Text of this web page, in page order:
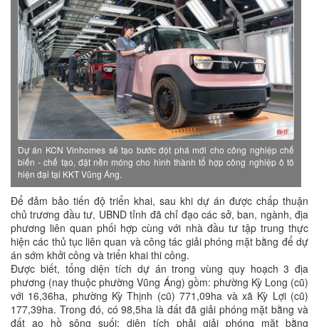
Dự án KCN Vinhomes sẽ tạo bước đột phá mới cho công nghiệp chế
biến - chế tạo, đặt nền móng cho hình thành tổ hợp công nghiệp ô tô
hiện đại tại KKT Vũng Áng.
Để đảm bảo tiến độ triển khai, sau khi dự án được chấp thuận
chủ trương đầu tư, UBND tỉnh đã chỉ đạo các sở, ban, ngành, địa
phương liên quan phối hợp cùng với nhà đầu tư tập trung thực
hiện các thủ tục liên quan và công tác giải phóng mặt bằng để dự
án sớm khởi công và triển khai thi công.
Được biết, tổng diện tích dự án trong vùng quy hoạch 3 địa
phương (nay thuộc phường Vũng Áng) gồm: phường Kỳ Long (cũ)
với 16,36ha, phường Kỳ Thịnh (cũ) 771,09ha và xã Kỳ Lợi (cũ)
177,39ha. Trong đó, có 98,5ha là đất đã giải phóng mặt bằng và
đất ao hồ sông suối; diện tích phải giải phóng mặt bằng